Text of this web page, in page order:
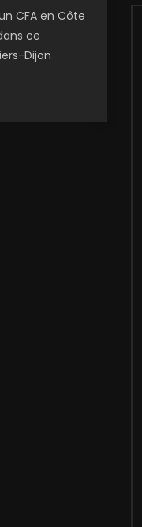
CFA en Côte
ce
Dijon